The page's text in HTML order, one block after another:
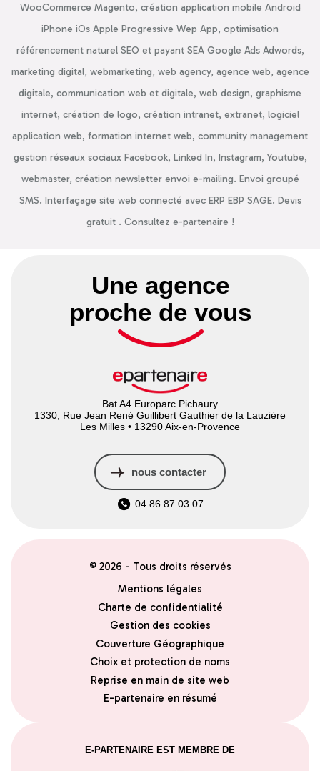
WooCommerce Magento, création application mobile Android
iPhone iOs Apple Progressive Wep App, optimisation
référencement naturel SEO et payant SEA Google Ads Adwords,
marketing digital, webmarketing, web agency, agence web, agence
digitale, communication web et digitale, web design, graphisme
internet, création de logo, création intranet, extranet, logiciel
application web, formation internet web, community management
gestion réseaux sociaux Facebook, Linked In, Instagram, Youtube,
webmaster, création newsletter envoi e-mailing. Envoi groupé
SMS. Interfaçage site web connecté avec ERP EBP SAGE. Devis
gratuit . Consultez e-partenaire !
Une agence
proche de vous
Bat A4 Europarc Pichaury
1330, Rue Jean René Guillibert Gauthier de la Lauzière
Les Milles • 13290 Aix-en-Provence
nous contacter
04 86 87 03 07
© 2026 - Tous droits réservés
Mentions légales
Charte de confidentialité
Gestion des cookies
Couverture Géographique
Choix et protection de noms
Reprise en main de site web
E-partenaire en résumé
E-PARTENAIRE EST MEMBRE DE